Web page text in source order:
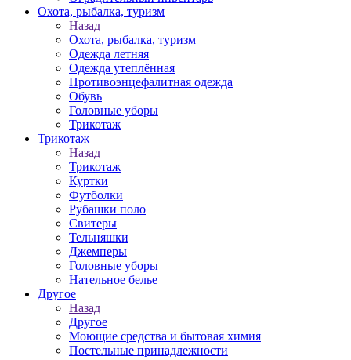
Охота, рыбалка, туризм
Назад
Охота, рыбалка, туризм
Одежда летняя
Одежда утеплённая
Противоэнцефалитная одежда
Обувь
Головные уборы
Трикотаж
Трикотаж
Назад
Трикотаж
Куртки
Футболки
Рубашки поло
Свитеры
Тельняшки
Джемперы
Головные уборы
Нательное белье
Другое
Назад
Другое
Моющие средства и бытовая химия
Постельные принадлежности